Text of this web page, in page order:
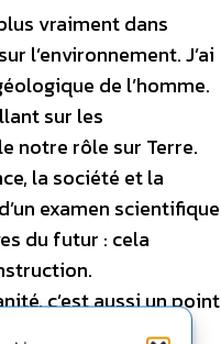
vraiment dans
l’environnement. J’ai
de l’homme.
sur les
notre rôle sur Terre.
la société et la
examen scientifique
du futur : cela
c’est aussi un point
« gardiens de la